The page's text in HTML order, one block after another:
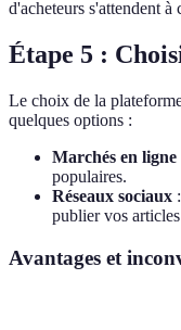
d'acheteurs s'attendent à
Étape 5 :
Le choix de la
quelques options :
Marchés en ligne
populaires.
Réseaux sociaux
publier vos
Avantages et